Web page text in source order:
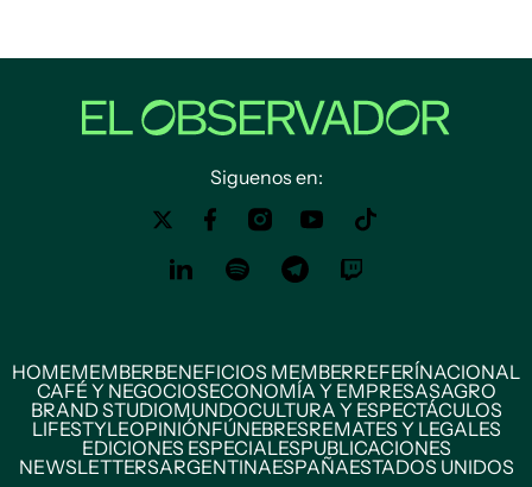
Siguenos en:
HOMEMEMBERBENEFICIOS MEMBERREFERÍNACIONAL
CAFÉ Y NEGOCIOSECONOMÍA Y EMPRESASAGRO
BRAND STUDIOMUNDOCULTURA Y ESPECTÁCULOS
LIFESTYLEOPINIÓNFÚNEBRESREMATES Y LEGALES
EDICIONES ESPECIALESPUBLICACIONES
NEWSLETTERSARGENTINAESPAÑAESTADOS UNIDOS